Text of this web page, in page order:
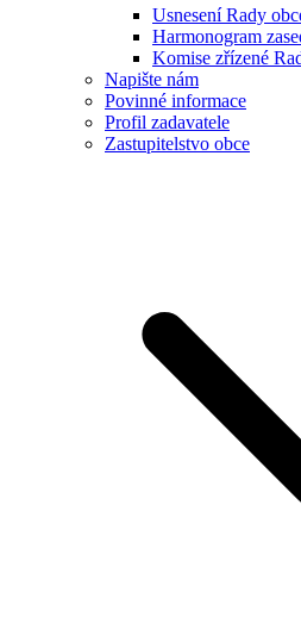
Usnesení Rady
Harmonogram
Komise zřízené
Napište nám
Povinné informace
Profil zadavatele
Zastupitelstvo obce